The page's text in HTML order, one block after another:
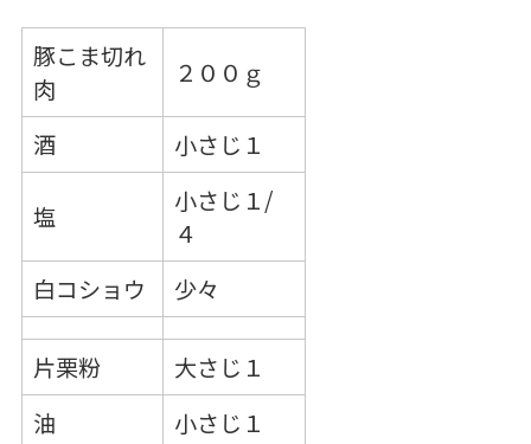
豚こま切れ
肉
２００ｇ
酒 小さじ１
塩
小さじ１/
４
白コショウ
少々
片栗粉
大さじ１
油
小さじ１